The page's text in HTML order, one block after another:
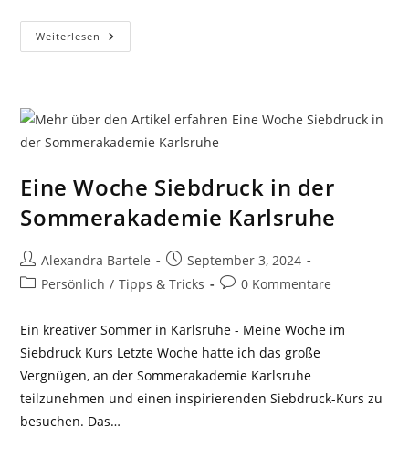
Weiterlesen Individuelle
Auftragskunst
Eine Woche Siebdruck in der
Sommerakademie Karlsruhe
Beitrags-
Autor:
Alexandra Bartele
Beitrag
veröffentlicht:
September 3, 2024
Beitrags-
Persönlich / Tipps & Tricks
Beitrags-
0 Kommentare
Ein kreativer Sommer in Karlsruhe - Meine Woche im
Siebdruck Kurs Letzte Woche hatte ich das große
Vergnügen, an der Sommerakademie Karlsruhe
teilzunehmen und einen inspirierenden Siebdruck-Kurs zu
besuchen. Das…